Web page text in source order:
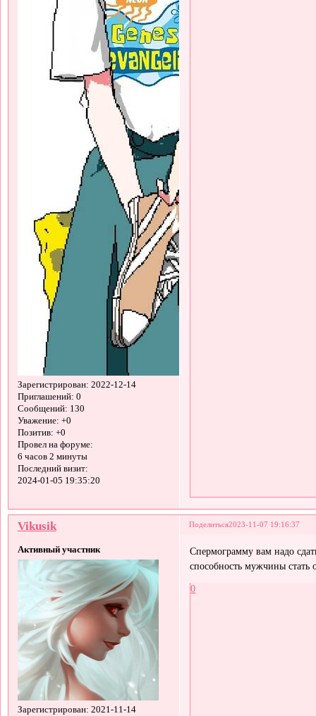
Зарегистрирован: 2022-12-14
Приглашений: 0
Сообщений: 130
Уважение: +0
Позитив: +0
Провел на форуме:
6 часов 2 минуты
Последний визит:
2024-01-05 19:35:20
Поделиться2023-11-07 19:16:37
Vikusik
Активный участник
Зарегистрирован: 2021-11-14
Спермограмму вам надо
способность мужчины
0